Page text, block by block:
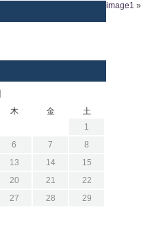
image1 »
木 金
土
1
6 7
8
13 14
15
20 21
22
27 28
29